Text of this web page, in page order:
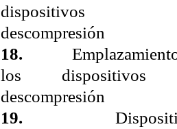
dispositivos
descompresión
18.
los dispositivos
descompresión
19.